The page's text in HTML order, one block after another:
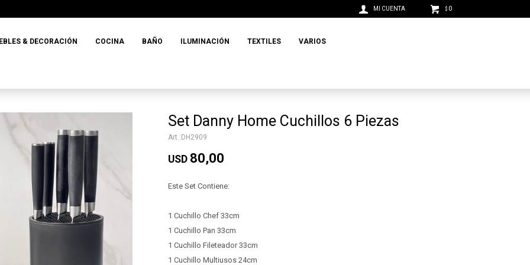
& DECORACIÓN COCINA BAÑO ILUMINACIÓN TEXTILES VARIOS
$ 0
Set Danny Home Cuchillos 6 Piezas
DH2909
USD 80,00
Este Set Contiene:
1 Cuchillo Chef 33cm
1 Cuchillo Pan 33cm
1 Cuchillo Fileteador 33cm
1 Cuchillo Multiusos 24cm